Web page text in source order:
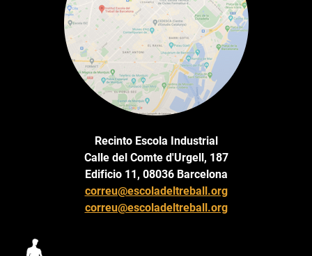
Recinto Escola Industrial
Calle del Comte d'Urgell, 187
Edificio 11, 08036 Barcelona
correu@escoladeltreball.org
correu@escoladeltreball.org